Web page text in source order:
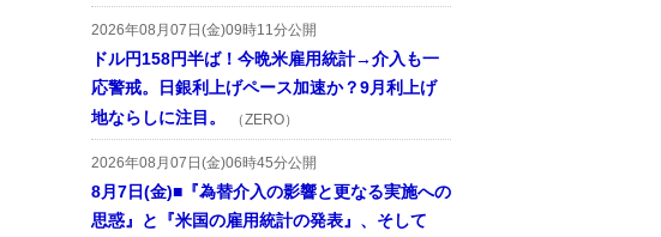
2026年08月07日(金)09時11分公開
ドル円158円半ば！今晩米雇用統計→介入も一
応警戒。日銀利上げペース加速か？9月利上げ
地ならしに注目。
（ZERO）
2026年08月07日(金)06時45分公開
8月7日(金)■『為替介入の影響と更なる実施への
思惑』と『米国の雇用統計の発表』、そして